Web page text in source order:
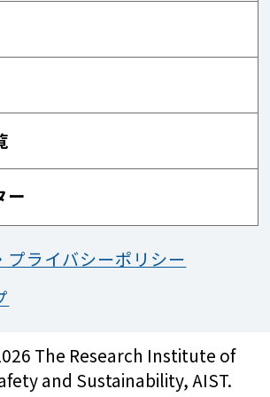
ー
プライバシーポリシー
The Research Institute of
and Sustainability, AIST.